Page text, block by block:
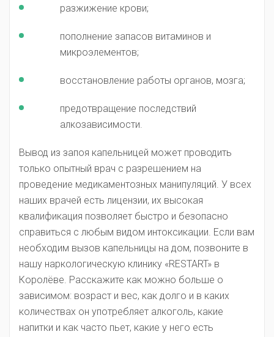
разжижение крови;
пополнение запасов витаминов и
микроэлементов;
восстановление работы органов, мозга;
предотвращение последствий
алкозависимости.
Вывод из запоя капельницей может проводить
только опытный врач с разрешением на
проведение медикаментозных манипуляций. У всех
наших врачей есть лицензии, их высокая
квалификация позволяет быстро и безопасно
справиться с любым видом интоксикации. Если вам
необходим вызов капельницы на дом, позвоните в
нашу наркологическую клинику «RESTART» в
Королёве. Расскажите как можно больше о
зависимом: возраст и вес, как долго и в каких
количествах он употребляет алкоголь, какие
напитки и как часто пьет, какие у него есть